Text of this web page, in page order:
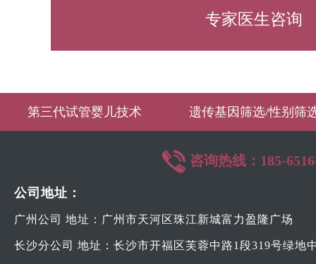
第三代试管婴儿技术 遗传基因筛选/性别筛
咨询热线：185-
公司地址：
广州公司 地址：广州市天河区珠江新城富力盈隆广场
长沙分公司 地址：长沙市开福区芙蓉中路1段319号绿地